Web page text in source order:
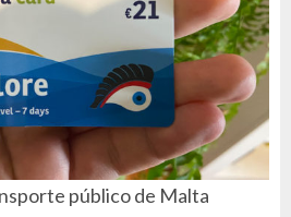
público de Malta